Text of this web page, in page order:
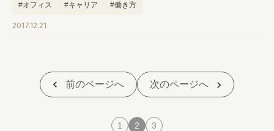
#オフィス #キャリア #働き方
2017.12.21
前のページへ 次のページへ
1 2 3